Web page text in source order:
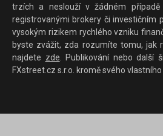
trzích a neslouží v žádném případě
registrovanými brokery či investičním
vysokým rizikem rychlého vzniku
byste zvážit, zda rozumíte tomu, jak
najdete zde. Publikování nebo další
FXstreet.cz s.r.o. kromě svého